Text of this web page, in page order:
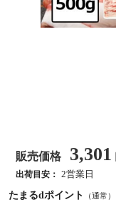
販売価格 3,301
出荷目安： 2営業日
たまるdポイント
（通常）